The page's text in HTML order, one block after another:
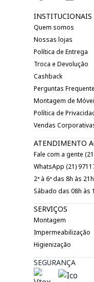
INSTITUCIONAIS
Quem somos
Nossas lojas
Política de Entrega
Troca e Devolução
Cashback
Perguntas
Montagem de
Política de
Vendas
ATENDIMENTO
Fale com a gente
WhatsApp (21)
2ª à 6ª das 8h às 21h
Sábado das 08h às
SERVIÇOS
Montagem
Impermeabilização
Higienização
SEGURANÇA